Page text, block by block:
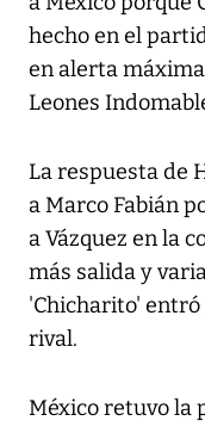
hecho en el
en alerta
Leones
La respuesta de
a Marco Fabián
a Vázquez en la
más salida y
'Chicharito'
rival.
México retuvo la